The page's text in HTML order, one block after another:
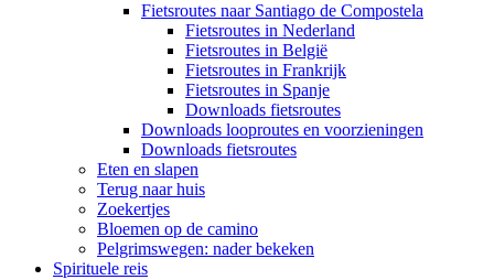
Fietsroutes naar Santiago de Compostela
Fietsroutes in Nederland
Fietsroutes in België
Fietsroutes in Frankrijk
Fietsroutes in Spanje
Downloads fietsroutes
Downloads looproutes en voorzieningen
Downloads fietsroutes
Eten en slapen
Terug naar huis
Zoekertjes
Bloemen op de camino
Pelgrimswegen: nader bekeken
Spirituele reis